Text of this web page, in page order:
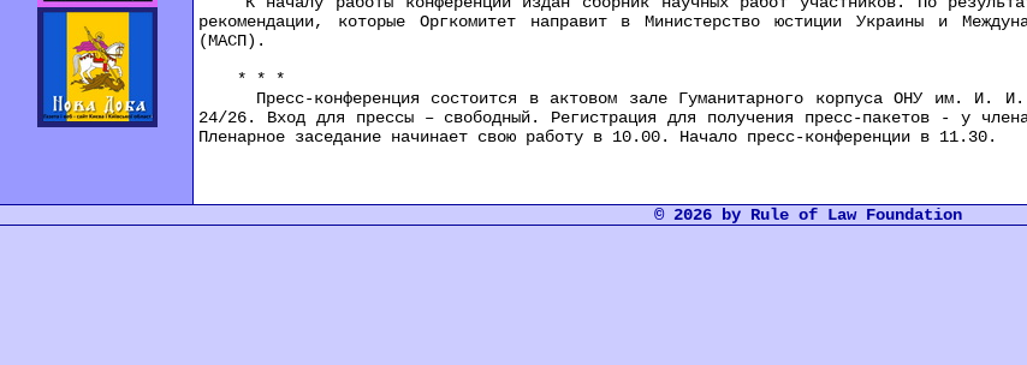
рекомендации, которые Оргкомитет направит в Министерство юстиции Украины и
(МАСП).
* * *
Пресс-конференция состоится в актовом зале Гуманитарного корпуса ОНУ им. И. И.
24/26. Вход для прессы – свободный. Регистрация для получения пресс-пакетов - у
Пленарное заседание начинает свою работу в 10.00. Начало пресс-конференции в 11.30.
© 2026 by Rule of Law Foundation